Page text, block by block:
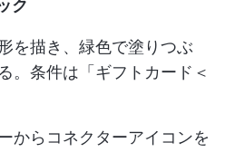
ク
を描き、緑色で塗りつぶ
。条件は「ギフトカード＜
からコネクターアイコンを